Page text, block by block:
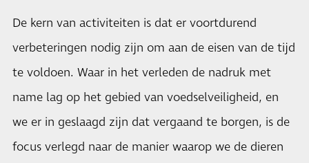
De kern van activiteiten is dat er voortdurend
verbeteringen nodig zijn om aan de eisen van de tijd
te voldoen. Waar in het verleden de nadruk met
name lag op het gebied van voedselveiligheid, en
we er in geslaagd zijn dat vergaand te borgen, is de
focus verlegd naar de manier waarop we de dieren